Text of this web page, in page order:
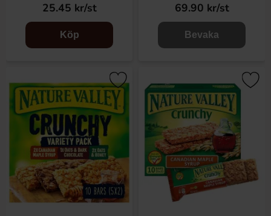
25.45 kr/st
Köp
69.90 kr/st
Bevaka